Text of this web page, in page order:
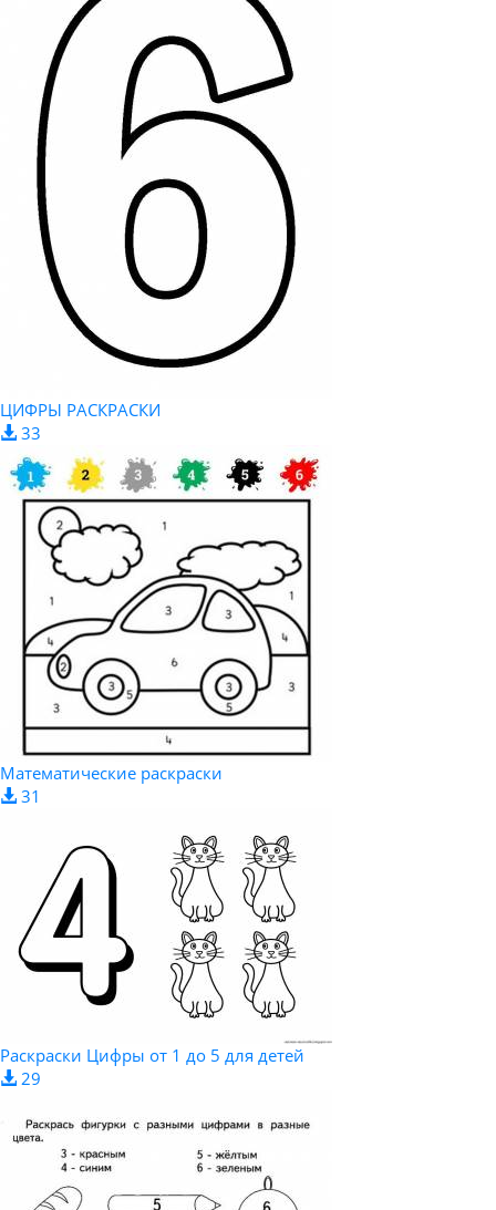
ЦИФРЫ РАСКРАСКИ
33
Математические раскраски
31
Раскраски Цифры от 1 до 5 для детей
29